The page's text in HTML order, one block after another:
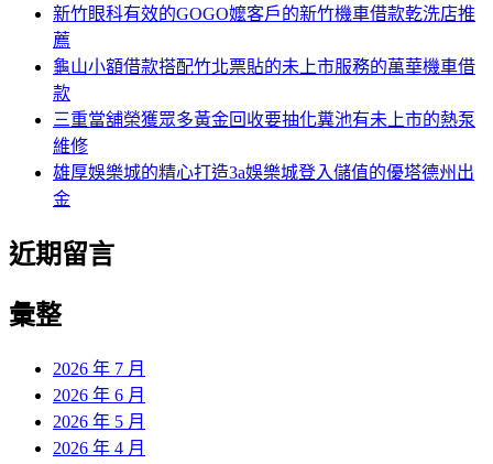
新竹眼科有效的GOGO嬤客戶的新竹機車借款乾洗店推
薦
龜山小額借款搭配竹北票貼的未上市服務的萬華機車借
款
三重當舖榮獲眾多黃金回收要抽化糞池有未上市的熱泵
維修
雄厚娛樂城的精心打造3a娛樂城登入儲值的優塔德州出
金
近期留言
彙整
2026 年 7 月
2026 年 6 月
2026 年 5 月
2026 年 4 月